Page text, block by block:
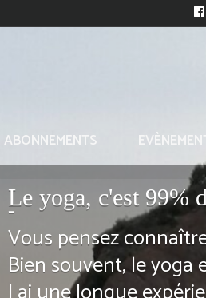
ABONNEMENTS
Le yoga, c'est 99%
-
Vous pensez
Bien souvent, le